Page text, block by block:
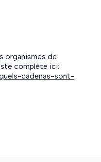
organismes de
complète ici:
cadenas-sont-